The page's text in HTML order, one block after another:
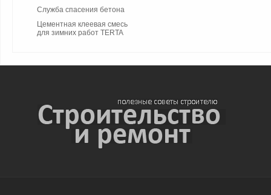
Служба спасения бетона
Цементная клеевая смесь
для зимних работ TERTA